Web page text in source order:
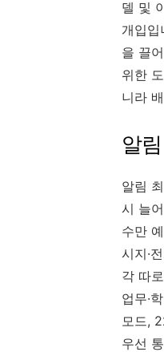
델 및
개입입
을 끌
위한
니라
알
알림
시 늘
수만
시지·
각 따
업무·
모드,
우선